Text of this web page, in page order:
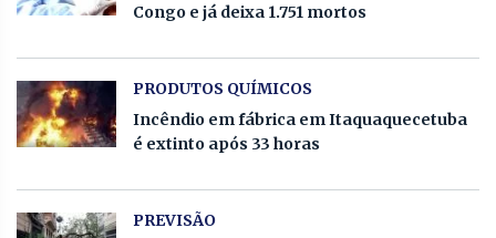
Congo e já deixa 1.751 mortos
PRODUTOS QUÍMICOS
Incêndio em fábrica em Itaquaquecetuba
é extinto após 33 horas
PREVISÃO